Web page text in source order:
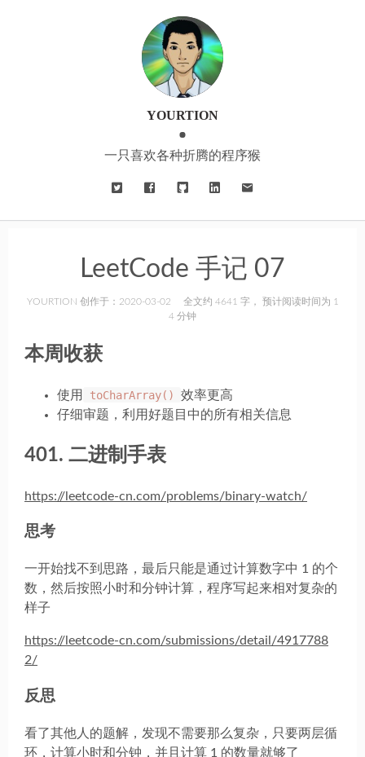
YOURTION
一只喜欢各种折腾的程序猴
LeetCode 手记 07
YOURTION 创作于：2020-03-02 全文约 4641 字， 预计阅读时间为 1
4 分钟
本周收获
使用 toCharArray()
效率更高
仔细审题，利用好题目中的所有相关信息
401. 二进制手表
https://leetcode-cn.com/problems/binary-watch/
思考
一开始找不到思路，最后只能是通过计算数字中 1 的个
数，然后按照小时和分钟计算，程序写起来相对复杂的
样子
https://leetcode-cn.com/submissions/detail/4917788
2/
反思
看了其他人的题解，发现不需要那么复杂，只要两层循
环，计算小时和分钟，并且计算 1 的数量就够了